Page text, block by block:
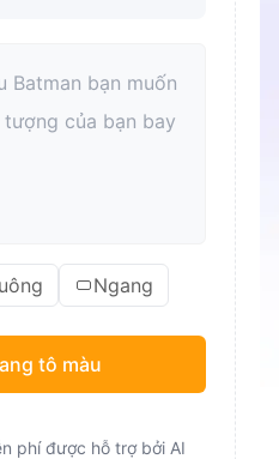
Ngang
tô màu
phí được hỗ trợ bởi AI